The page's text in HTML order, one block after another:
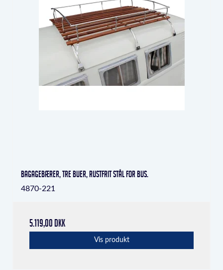
Bagagebærer, tre buer, rustfrit stål for bus.
4870-221
5.119,00 DKK
Vis produkt